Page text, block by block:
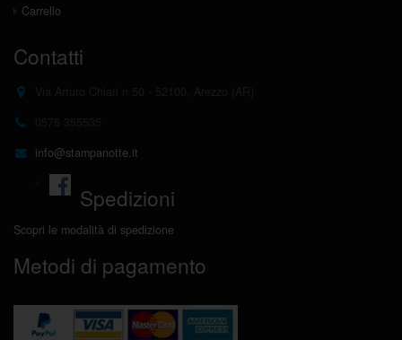
Carrello
Contatti
info@stampanotte.it
Spedizioni
Scopri le modalità di spedizione
Metodi di pagamento